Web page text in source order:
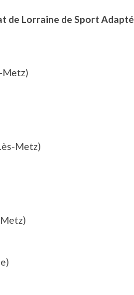
de Lorraine de Sport Adapté
Metz)
Metz)